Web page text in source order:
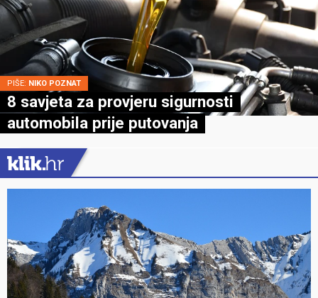
PIŠE: NIKO POZNAT
8 savjeta za provjeru sigurnosti
automobila prije putovanja